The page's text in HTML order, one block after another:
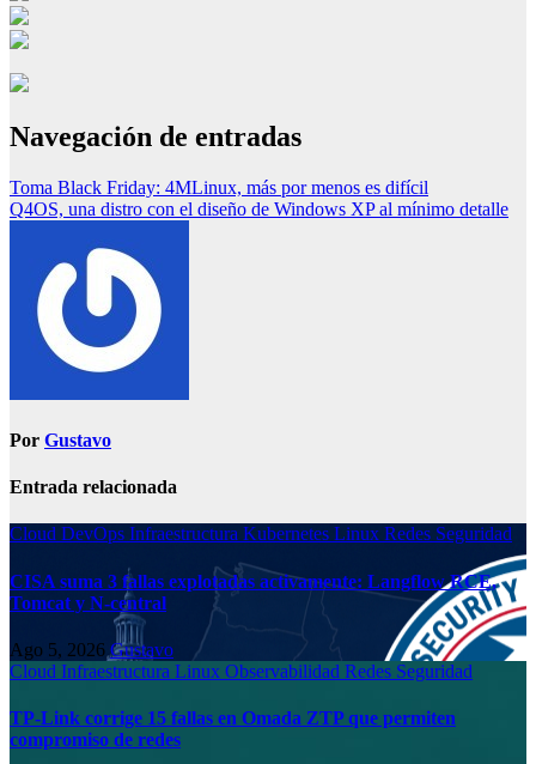
Navegación de entradas
Toma Black Friday: 4MLinux, más por menos es difícil
Q4OS, una distro con el diseño de Windows XP al mínimo detalle
Por Gustavo
Entrada relacionada
Cloud DevOps Infraestructura Kubernetes Linux Redes Seguridad
CISA suma 3 fallas explotadas activamente: Langflow RCE,
Tomcat y N-central
Ago 5, 2026 Gustavo
Cloud Infraestructura Linux Observabilidad Redes Seguridad
TP-Link corrige 15 fallas en Omada ZTP que permiten
compromiso de redes